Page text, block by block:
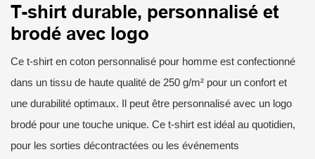
T-shirt durable, personnalisé et
brodé avec logo
Ce t-shirt en coton personnalisé pour homme est confectionné
dans un tissu de haute qualité de 250 g/m² pour un confort et
une durabilité optimaux. Il peut être personnalisé avec un logo
brodé pour une touche unique. Ce t-shirt est idéal au quotidien,
pour les sorties décontractées ou les événements